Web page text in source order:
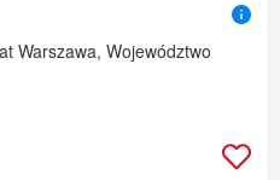
Warszawa, Województwo